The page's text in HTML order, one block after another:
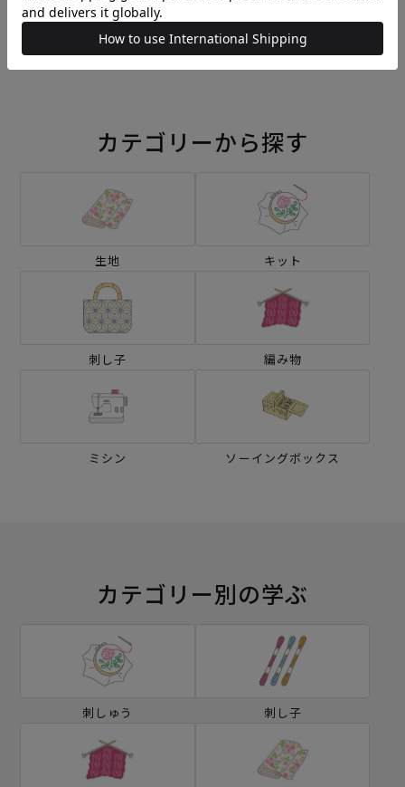
クロスステッチフレーム＜c
offee time＞
¥6,160
チフレーム＜ワイナリー＞
¥7,260
カテゴリーから探す
生地 キット
刺し子 編み物
ミシン ソーイングボックス
カテゴリー別の学ぶ
刺しゅう 刺し子